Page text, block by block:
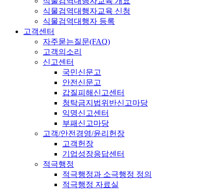
식물검역대행자교육 신청
식물검역대행자 등록
고객센터
자주묻는질문(FAQ)
고객의소리
신고센터
국민신문고
안전신문고
갑질피해신고센터
청탁금지법위반신고마당
익명신고센터
부패신고마당
고객/안전경영/윤리헌장
고객헌장
기업성장응답센터
적극행정
적극행정과 소극행정 정의
적극행정 자료실